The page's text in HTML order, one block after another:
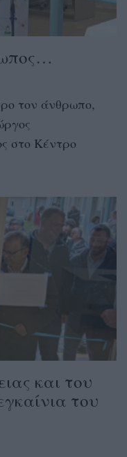
τον άνθρωπο,
στο Κέντρο
και του
του